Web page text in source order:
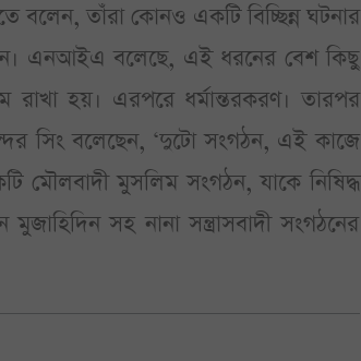
তাঁরা কোনও একটি বিচ্ছিন্ন ঘটনার
এনআইএ বলেছে, এই ধরনের বেশ কিছু
হয়। এরপরে ধর্মান্তরকরণ। তারপর
সিং বলেছেন, ‘দুটো সংগঠন, এই কাজে
মৌলবাদী মুসলিম সংগঠন, যাকে নিষিদ্ধ
সহ নানা সন্ত্রাসবাদী সংগঠনের